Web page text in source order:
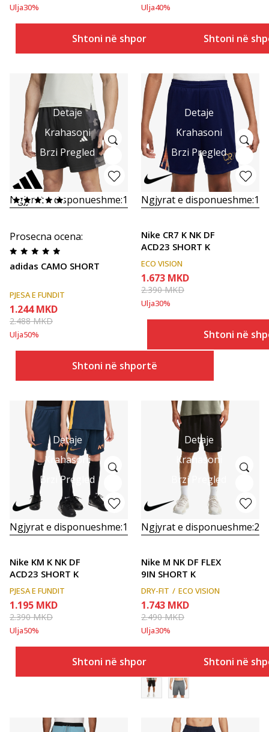
Ulja30%
Shtoni në shportë
Ulja40%
Shtoni në
Detaje
Krahasoni
Brzi Pregled
Ngjyrat e disponueshme:1
Prosecna ocena:
adidas CAMO SHORT
PJESA E FUNDIT
1.244 MKD
2.488MKD
Ulja50%
Shtoni në shportë
Detaje
Krahasoni
Brzi Pregled
Ngjyrat e disponueshme:1
Nike CR7 K NK DF
ACD23 SHORT K
ECO VISION
1.673 MKD
2.390MKD
Ulja30%
Shtoni në
Detaje
Krahasoni
Brzi Pregled
Ngjyrat e disponueshme:1
Nike KM K NK DF
ACD23 SHORT K
PJESA E FUNDIT
1.195 MKD
2.390MKD
Ulja50%
Shtoni në shportë
Detaje
Krahasoni
Brzi Pregled
Ngjyrat e disponueshme:2
Nike M NK DF FLEX
9IN SHORT K
DRY-FIT ECO VISION
1.743 MKD
2.490MKD
Ulja30%
Shtoni në